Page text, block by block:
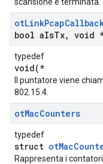
otLinkPcap
bool aIsTx, void
typedef
void(*
Il puntatore viene
802.15.4.
otMacCounters
typedef
struct
Rappresenta i